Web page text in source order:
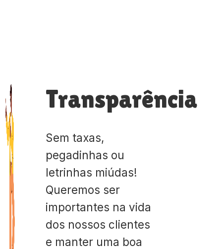
Transparência
Sem taxas,
pegadinhas ou
letrinhas miúdas!
Queremos ser
importantes na vida
dos nossos clientes
e manter uma boa